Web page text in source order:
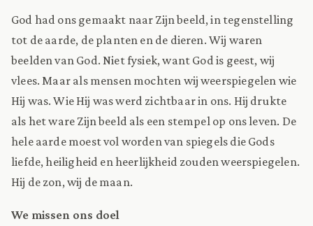
God had ons gemaakt naar Zijn beeld, in tegenstelling
tot de aarde, de planten en de dieren. Wij waren
beelden van God. Niet fysiek, want God is geest, wij
vlees. Maar als mensen mochten wij weerspiegelen wie
Hij was. Wie Hij was werd zichtbaar in ons. Hij drukte
als het ware Zijn beeld als een stempel op ons leven. De
hele aarde moest vol worden van spiegels die Gods
liefde, heiligheid en heerlijkheid zouden weerspiegelen.
Hij de zon, wij de maan.
We missen ons doel